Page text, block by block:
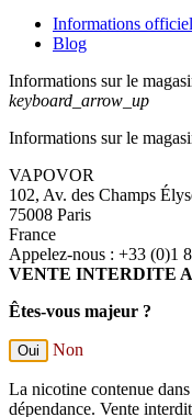
Informations
Blog
Informations sur le
keyboard_arrow_up
Informations sur le
VAPOVOR
102, Av. des Champs
75008 Paris
France
Appelez-nous : +33 (0)1
VENTE INTERDITE
Êtes-vous majeur ?
Oui Non
La nicotine contenue
dépendance. Vente